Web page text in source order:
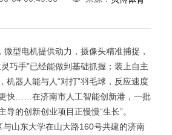
型电机提供动力，摄像头精准捕捉，
巧手”已经能做到基础抓握；装上自主
机器人能与人“对打”羽毛球，反应速度
快……在济南市人工智能创新港，一批
导的创新创业项目正慢慢“生长”。
山东大学在山大路160号共建的济南